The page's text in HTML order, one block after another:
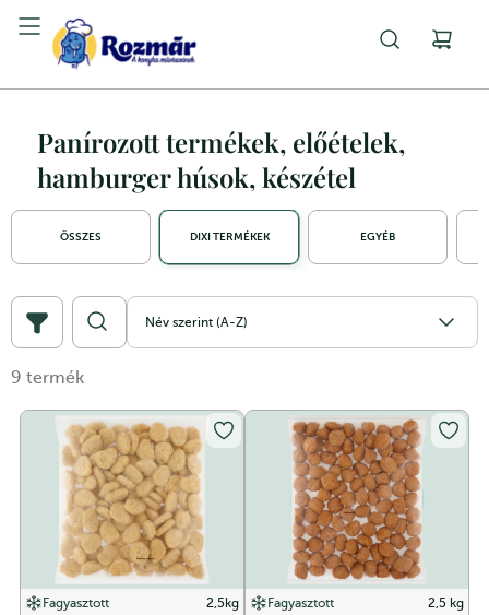
Panírozott termékek, előételek,
hamburger húsok, készétel
ÖSSZES DIXI TERMÉKEK EGYÉB
9 termék
Név szerint (A-Z)
Fagyasztott 2,5kg Fagyasztott 2,5 kg